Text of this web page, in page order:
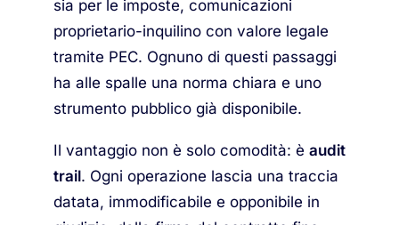
sia per le imposte, comunicazioni
proprietario-inquilino con valore legale
tramite PEC. Ognuno di questi passaggi
ha alle spalle una norma chiara e uno
strumento pubblico già disponibile.
Il vantaggio non è solo comodità: è audit
trail. Ogni operazione lascia una traccia
datata, immodificabile e opponibile in